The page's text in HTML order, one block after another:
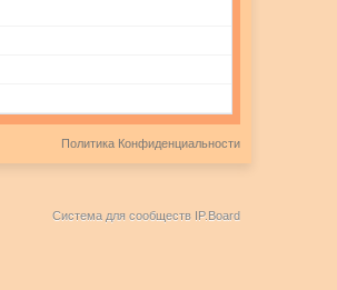
Политика Конфиденциальности
Система для сообществ IP.Board